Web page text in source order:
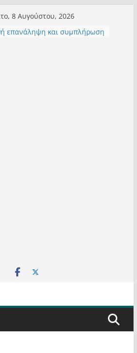
8 Αυγούστου, 2026
επανάληψη και συμπλήρωση